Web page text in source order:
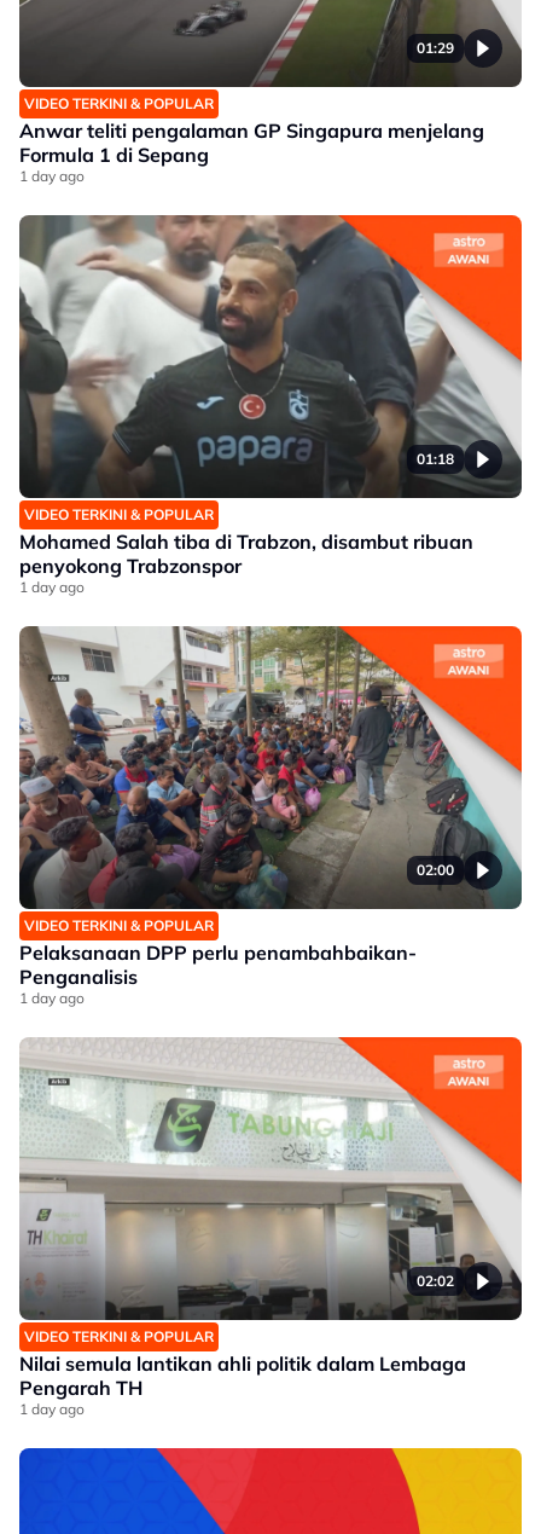
01:29
VIDEO TERKINI & POPULAR
Anwar teliti pengalaman GP Singapura menjelang
Formula 1 di Sepang
1 day ago
01:18
VIDEO TERKINI & POPULAR
Mohamed Salah tiba di Trabzon, disambut ribuan
penyokong Trabzonspor
1 day ago
02:00
VIDEO TERKINI & POPULAR
Pelaksanaan DPP perlu penambahbaikan-
Penganalisis
1 day ago
02:02
VIDEO TERKINI & POPULAR
Nilai semula lantikan ahli politik dalam Lembaga
Pengarah TH
1 day ago